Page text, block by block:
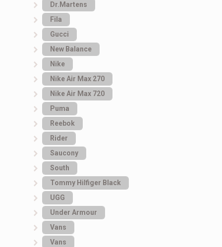
Dr.Martens
Fila
Gucci
New Balance
Nike
Nike Air Max 270
Nike Air Max 720
Puma
Reebok
Rider
Saucony
South
Tommy Hilfiger Black
UGG
Under Armour
Vans
Vans